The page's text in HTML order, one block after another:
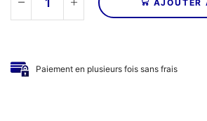
quantité
de
Conditionneur
AJOUTER
Paiement en plusieurs fois sans frais